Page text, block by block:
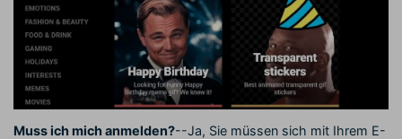
Muss ich mich anmelden?--Ja, Sie müssen sich mit Ihrem E-